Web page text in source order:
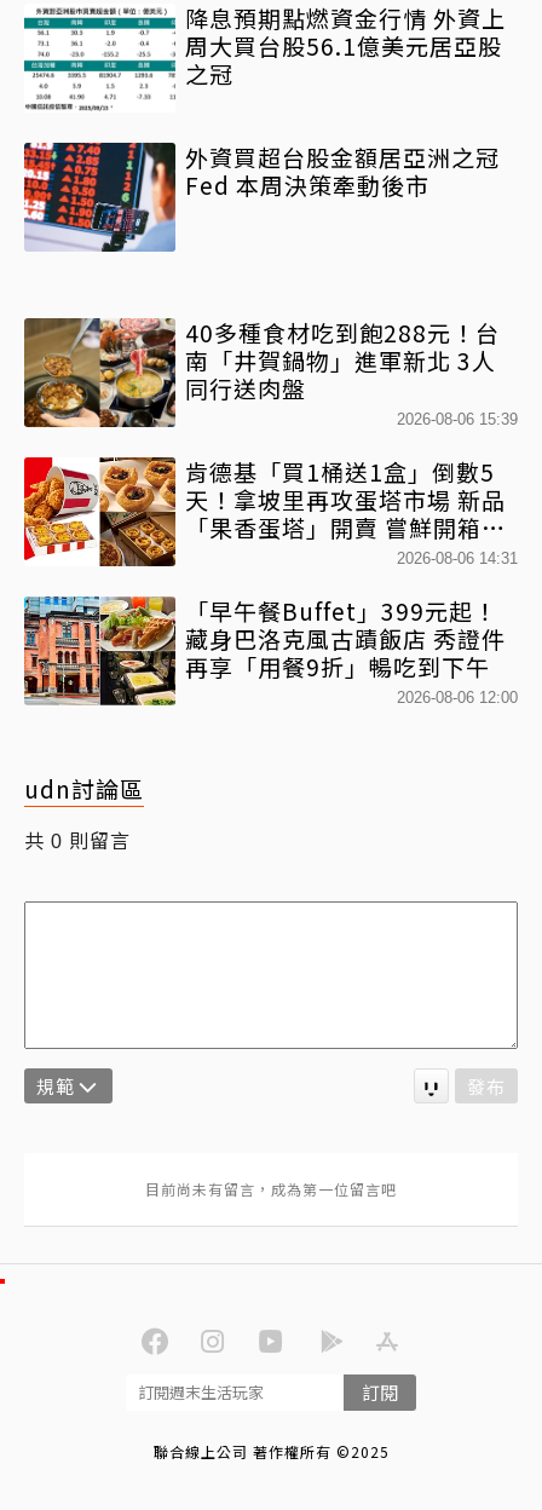
降息預期點燃資金行情 外資上
周大買台股56.1億美元居亞股
之冠
外資買超台股金額居亞洲之冠
Fed 本周決策牽動後市
40多種食材吃到飽288元！台
南「井賀鍋物」進軍新北 3人
同行送肉盤
2026-08-06 15:39
肯德基「買1桶送1盒」倒數5
天！拿坡里再攻蛋塔市場 新品
「果香蛋塔」開賣 嘗鮮開箱現
2026-08-06 14:31
「早午餐Buffet」399元起！
藏身巴洛克風古蹟飯店 秀證件
再享「用餐9折」暢吃到下午
2026-08-06 12:00
udn討論區
共 0 則留言
規範 發布
訂閱
聯合線上公司 著作權所有 ©2025